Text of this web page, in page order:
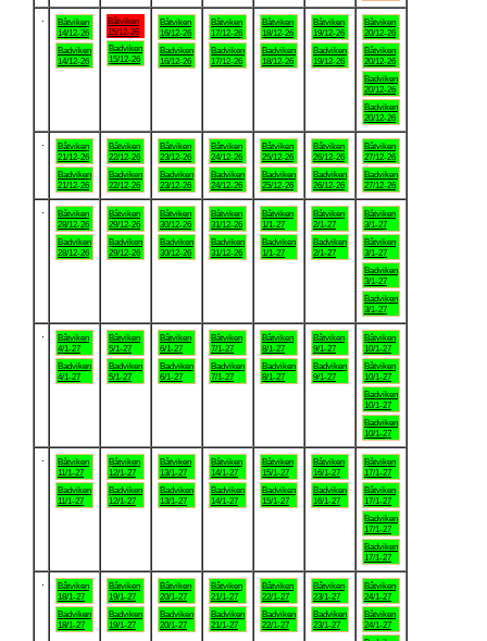
Båtviken
14/12-26
Badviken
14/12-26
Båtviken
15/12-26
Badviken
15/12-26
Båtviken
16/12-26
Badviken
16/12-26
Båtviken
17/12-26
Badviken
17/12-26
Båtviken
18/12-26
Badviken
18/12-26
Båtviken
19/12-26
Badviken
19/12-26
Båtviken
20/12-26
Båtviken
20/12-26
Badviken
20/12-26
Badviken
20/12-26
Båtviken
21/12-26
Badviken
21/12-26
Båtviken
22/12-26
Badviken
22/12-26
Båtviken
23/12-26
Badviken
23/12-26
Båtviken
24/12-26
Badviken
24/12-26
Båtviken
25/12-26
Badviken
25/12-26
Båtviken
26/12-26
Badviken
26/12-26
Båtviken
27/12-26
Badviken
27/12-26
Båtviken
28/12-26
Badviken
28/12-26
Båtviken
29/12-26
Badviken
29/12-26
Båtviken
30/12-26
Badviken
30/12-26
Båtviken
31/12-26
Badviken
31/12-26
Båtviken
1/1-27
Badviken
1/1-27
Båtviken
2/1-27
Badviken
2/1-27
Båtviken
3/1-27
Båtviken
3/1-27
Badviken
3/1-27
Badviken
3/1-27
Båtviken
4/1-27
Badviken
4/1-27
Båtviken
5/1-27
Badviken
5/1-27
Båtviken
6/1-27
Badviken
6/1-27
Båtviken
7/1-27
Badviken
7/1-27
Båtviken
8/1-27
Badviken
8/1-27
Båtviken
9/1-27
Badviken
9/1-27
Båtviken
10/1-27
Båtviken
10/1-27
Badviken
10/1-27
Badviken
10/1-27
Båtviken
11/1-27
Badviken
11/1-27
Båtviken
12/1-27
Badviken
12/1-27
Båtviken
13/1-27
Badviken
13/1-27
Båtviken
14/1-27
Badviken
14/1-27
Båtviken
15/1-27
Badviken
15/1-27
Båtviken
16/1-27
Badviken
16/1-27
Båtviken
17/1-27
Båtviken
17/1-27
Badviken
17/1-27
Badviken
17/1-27
Båtviken
18/1-27
Badviken
18/1-27
Båtviken
19/1-27
Badviken
19/1-27
Båtviken
20/1-27
Badviken
20/1-27
Båtviken
21/1-27
Badviken
21/1-27
Båtviken
22/1-27
Badviken
22/1-27
Båtviken
23/1-27
Badviken
23/1-27
Båtviken
24/1-27
Båtviken
24/1-27